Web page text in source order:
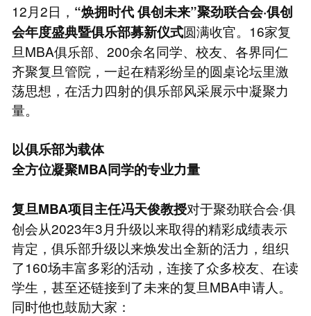
12月2日， “焕拥时代 俱创未来”聚劲联合会·俱创
会年度盛典暨俱乐部募新仪式圆满收官。16家复
旦MBA俱乐部、200余名同学、校友、各界同仁
齐聚复旦管院，一起在精彩纷呈的圆桌论坛里激
荡思想，在活力四射的俱乐部风采展示中凝聚力
量。
以俱乐部为载体
全方位凝聚MBA同学的专业力量
复旦MBA项目主任冯天俊教授对于聚劲联合会·俱
创会从2023年3月升级以来取得的精彩成绩表示
肯定，俱乐部升级以来焕发出全新的活力，组织
了160场丰富多彩的活动，连接了众多校友、在读
学生，甚至还链接到了未来的复旦MBA申请人。
同时他也鼓励大家：